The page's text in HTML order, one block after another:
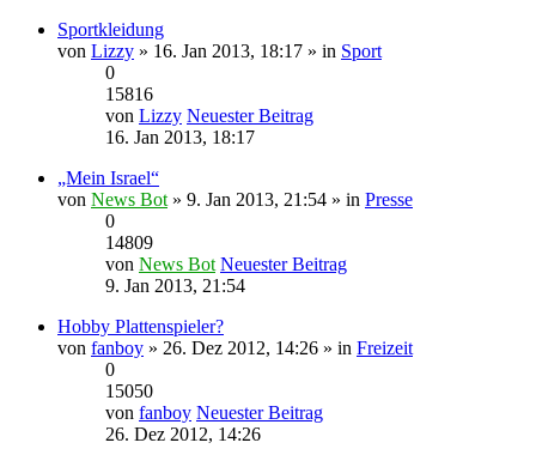
Sportkleidung
von Lizzy » 16. Jan 2013, 18:17 » in Sport
0
15816
von Lizzy Neuester Beitrag
16. Jan 2013, 18:17
„Mein Israel“
von News Bot » 9. Jan 2013, 21:54 » in Presse
0
14809
von News Bot Neuester Beitrag
9. Jan 2013, 21:54
Hobby Plattenspieler?
von fanboy » 26. Dez 2012, 14:26 » in Freizeit
0
15050
von fanboy Neuester Beitrag
26. Dez 2012, 14:26